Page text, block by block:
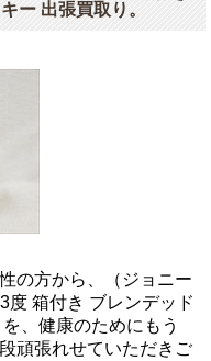
ー 出張買取り。
の方から、（ジョニー
度 箱付き ブレンデッド
、健康のためにもう
頑張れせていただきご